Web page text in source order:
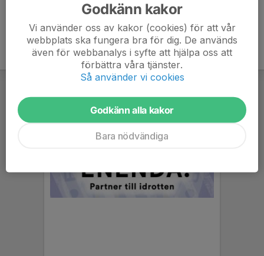
Godkänn kakor
Vi använder oss av kakor (cookies) för att vår
webbplats ska fungera bra för dig. De används
även för webbanalys i syfte att hjälpa oss att
förbättra våra tjänster.
Så använder vi cookies
Godkänn alla kakor
Bara nödvändiga